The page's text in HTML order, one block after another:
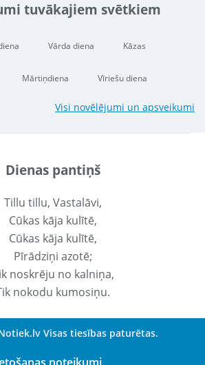
tuvākajiem svētkiem
Vārda diena Kāzas
Mārtiņdiena Vīriešu diena
Visi novēlējumi un apsveikumi
Dienas pantiņš
Tillu tillu, Vastalāvi,
Cūkas kāja kulītē,
Cūkas kāja kulītē,
Pīrādziņi azotē;
noskrēju no kalniņa,
nokodu kumosiņu.
Visas tiesības paturētas.
noteikumi